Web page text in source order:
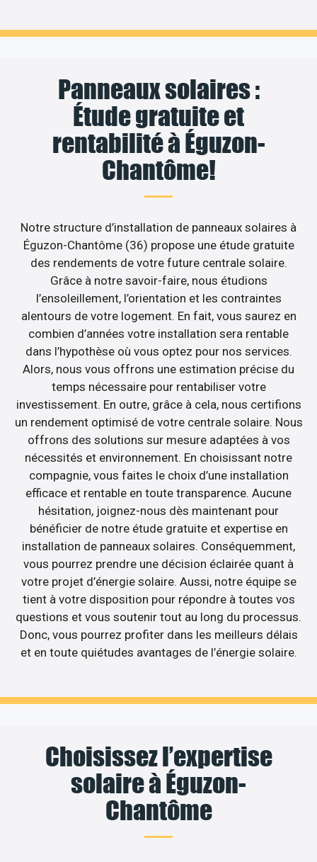
Panneaux solaires :
Étude gratuite et
rentabilité à Éguzon-
Chantôme!
Notre structure d’installation de panneaux solaires à
Éguzon-Chantôme (36) propose une étude gratuite
des rendements de votre future centrale solaire.
Grâce à notre savoir-faire, nous étudions
l’ensoleillement, l’orientation et les contraintes
alentours de votre logement. En fait, vous saurez en
combien d’années votre installation sera rentable
dans l’hypothèse où vous optez pour nos services.
Alors, nous vous offrons une estimation précise du
temps nécessaire pour rentabiliser votre
investissement. En outre, grâce à cela, nous certifions
un rendement optimisé de votre centrale solaire. Nous
offrons des solutions sur mesure adaptées à vos
nécessités et environnement. En choisissant notre
compagnie, vous faites le choix d’une installation
efficace et rentable en toute transparence. Aucune
hésitation, joignez-nous dès maintenant pour
bénéficier de notre étude gratuite et expertise en
installation de panneaux solaires. Conséquemment,
vous pourrez prendre une décision éclairée quant à
votre projet d’énergie solaire. Aussi, notre équipe se
tient à votre disposition pour répondre à toutes vos
questions et vous soutenir tout au long du processus.
Donc, vous pourrez profiter dans les meilleurs délais
et en toute quiétudes avantages de l’énergie solaire.
Choisissez l’expertise
solaire à Éguzon-
Chantôme